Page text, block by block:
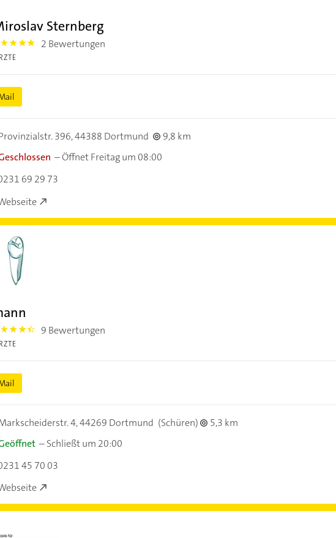
Sternberg
2 Bewertungen
396,44388 Dortmund
9,8 km
–Öffnet Freitag um 08:00
69 29 73
9 Bewertungen
4,44269 Dortmund (Schüren)
5,3 km
–Schließt um 20:00
45 70 03